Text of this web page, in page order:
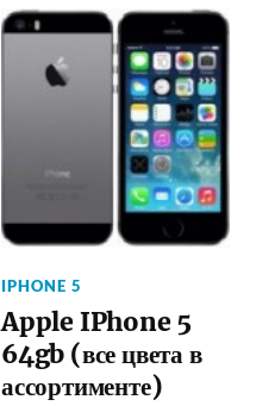
IPHONE 5
Apple IPhone 5
64gb (все цвета в
ассортименте)